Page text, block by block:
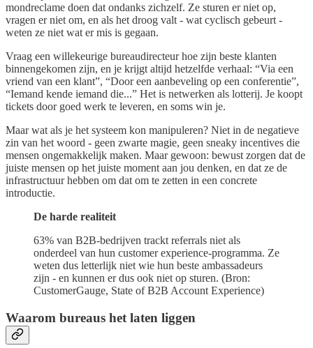
mondreclame doen dat ondanks zichzelf. Ze sturen er niet op,
vragen er niet om, en als het droog valt - wat cyclisch gebeurt -
weten ze niet wat er mis is gegaan.
Vraag een willekeurige bureaudirecteur hoe zijn beste klanten
binnengekomen zijn, en je krijgt altijd hetzelfde verhaal: “Via een
vriend van een klant”, “Door een aanbeveling op een conferentie”,
“Iemand kende iemand die...” Het is netwerken als lotterij. Je koopt
tickets door goed werk te leveren, en soms win je.
Maar wat als je het systeem kon manipuleren? Niet in de negatieve
zin van het woord - geen zwarte magie, geen sneaky incentives die
mensen ongemakkelijk maken. Maar gewoon: bewust zorgen dat de
juiste mensen op het juiste moment aan jou denken, en dat ze de
infrastructuur hebben om dat om te zetten in een concrete
introductie.
De harde realiteit
63% van B2B-bedrijven trackt referrals niet als
onderdeel van hun customer experience-programma. Ze
weten dus letterlijk niet wie hun beste ambassadeurs
zijn - en kunnen er dus ook niet op sturen. (Bron:
CustomerGauge, State of B2B Account Experience)
Waarom bureaus het laten liggen